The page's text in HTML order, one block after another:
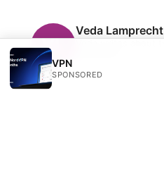
Veda Lamprecht
VPN
SPONSORED